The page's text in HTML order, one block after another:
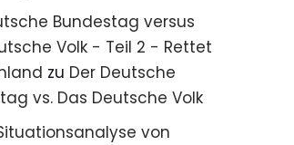
Bundestag versus
Volk - Teil 2 - Rettet
zu Der Deutsche
vs. Das Deutsche Volk
von